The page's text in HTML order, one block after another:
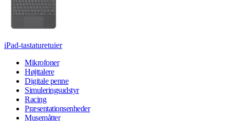
iPad-tastaturetuier
Mikrofoner
Højttalere
Digitale penne
Simuleringsudstyr
Racing
Præsentationsenheder
Musemåtter